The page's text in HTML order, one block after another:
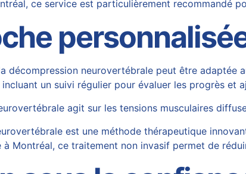
ce service est particulièrement recommandé
décompression neurovertébrale peut être
un suivi régulier pour évaluer les progrès et
agit sur les tensions musculaires
est une méthode thérapeutique
Montréal, ce traitement non invasif permet de